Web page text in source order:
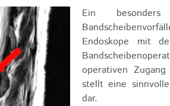
Ein besonders
Endoskope mit
operativen
stellt eine
dar.